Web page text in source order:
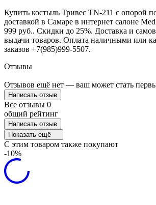
Купить костыль Тривес TN-211 с опорой
доставкой в Самаре в интернет салоне
999 руб.. Скидки до 25%. Доставка и
выдачи товаров. Оплата наличными или
заказов +7(985)999-5507.
Отзывы
Отзывов ещё нет — ваш может стать
Написать отзыв
Все отзывы 0
общий рейтинг
Написать отзыв
Показать ещё
C этим товаром также покупают
-10%